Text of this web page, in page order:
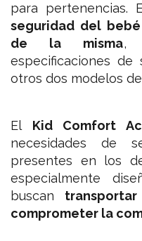
para pertenencias.
seguridad del
de la misma,
especificaciones de
otros dos modelos
El Kid Comfort
necesidades de
presentes en los
especialmente
buscan
comprometer la